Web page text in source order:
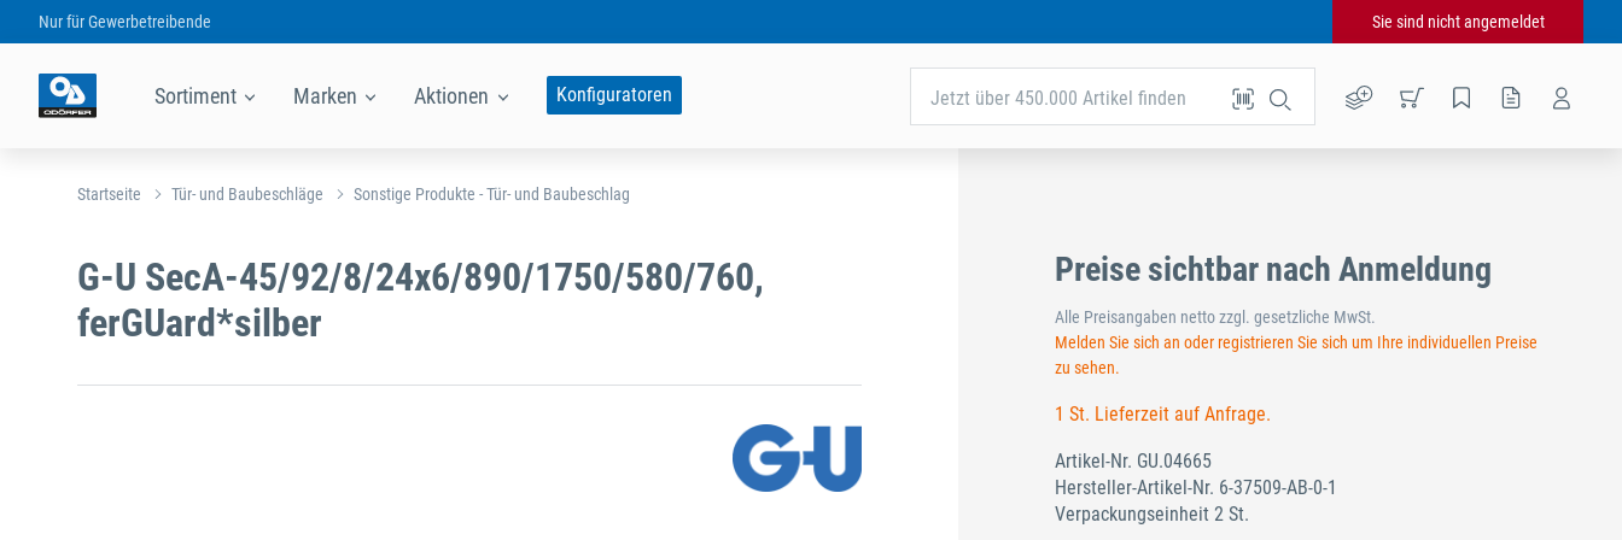
Nur fürGewerbetreibende Sie sind nicht angemeldet
Sortiment Marken Aktionen Konfiguratoren Jetzt über 450.000 Artikel finden
Startseite Tür- und Baubeschläge Sonstige Produkte - Tür- und Baubeschlag
G-U SecA-45/92/8/24x6/890/1750/580/760,
ferGUard*silber
Preise sichtbar nach Anmeldung
Alle Preisangaben netto zzgl. gesetzliche MwSt.
Melden Sie sich an oder registrieren Sie sich um Ihre individuellen Preise
zu sehen.
1 St. Lieferzeit auf Anfrage.
Artikel-Nr. GU.04665
Hersteller-Artikel-Nr. 6-37509-AB-0-1
Verpackungseinheit 2 St.